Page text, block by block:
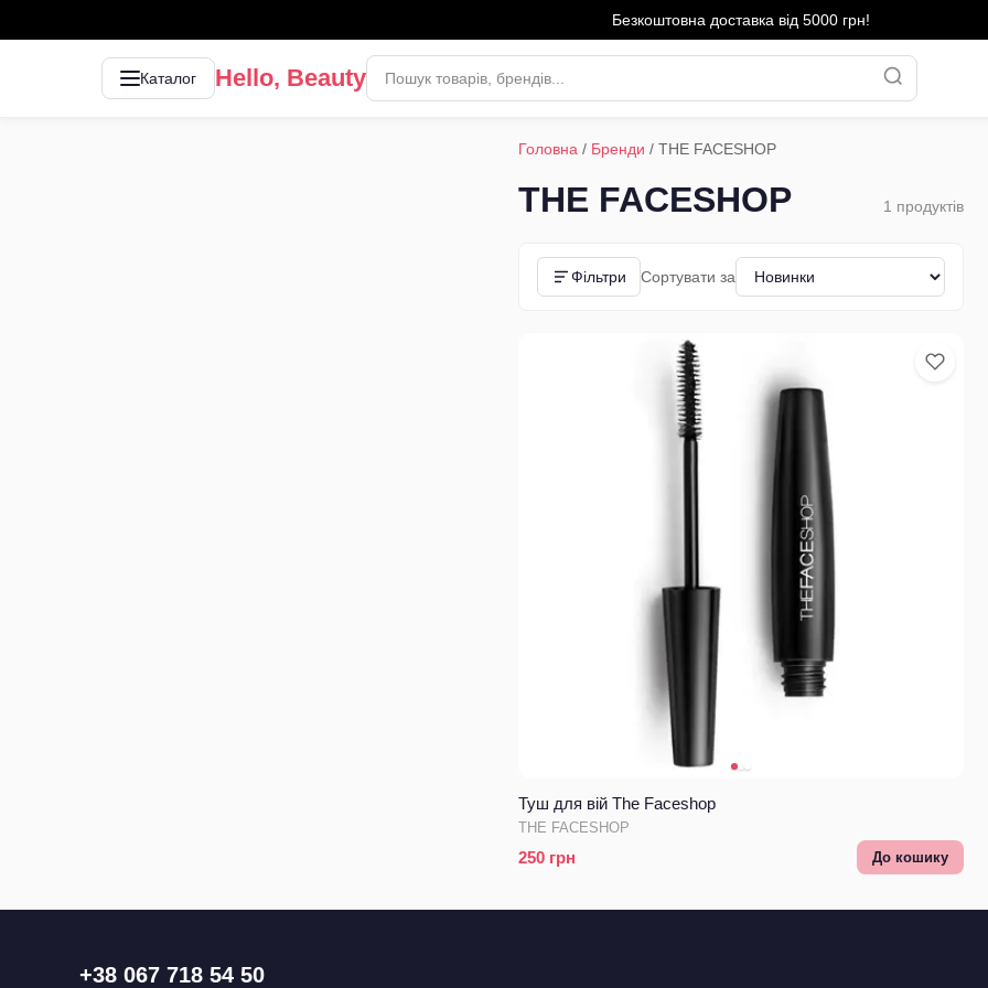
Безкоштовна доставка від 5000 грн!
Каталог Hello, Beauty
Головна / Бренди / THE FACESHOP
THE FACESHOP 1 продуктів
Фільтри Сортувати за
Туш для вій The Faceshop
THE FACESHOP
250 грн До кошику
+38 067 718 54 50